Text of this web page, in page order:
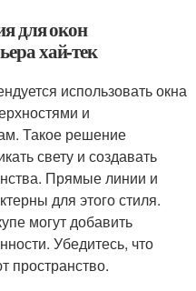
для окон
хай-тек
использовать окна
и
Такое решение
свету и создавать
Прямые линии и
для этого стиля.
могут добавить
Убедитесь, что
пространство.